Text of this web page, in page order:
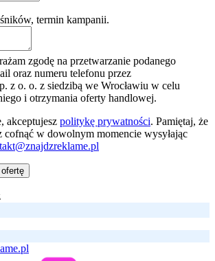
termin kampanii.
zgodę na przetwarzanie podanego
oraz numeru telefonu przez
z o. o. z siedzibą we Wrocławiu w celu
i otrzymania oferty handlowej.
akceptujesz politykę prywatności. Pamiętaj, że
cofnąć w dowolnym momencie wysyłając